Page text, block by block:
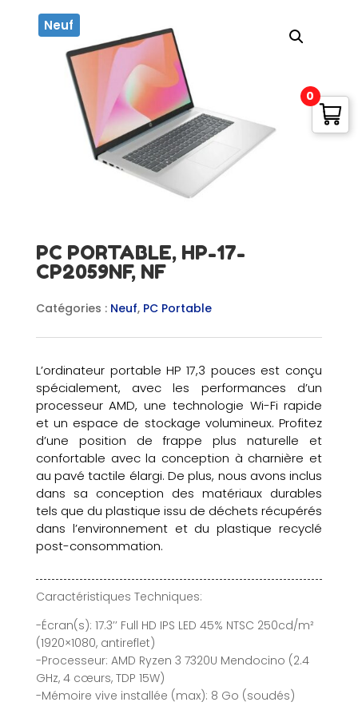
Neuf
PC PORTABLE, HP-17-
CP2059NF, NF
Catégories : Neuf, PC Portable
L’ordinateur portable HP 17,3 pouces est conçu
spécialement, avec les performances d’un
processeur AMD, une technologie Wi-Fi rapide
et un espace de stockage volumineux. Profitez
d’une position de frappe plus naturelle et
confortable avec la conception à charnière et
au pavé tactile élargi. De plus, nous avons inclus
dans sa conception des matériaux durables
tels que du plastique issu de déchets récupérés
dans l’environnement et du plastique recyclé
post-consommation.
Caractéristiques Techniques:
-Écran(s): 17.3’’ Full HD IPS LED 45% NTSC 250cd/m²
(1920×1080, antireflet)
-Processeur: AMD Ryzen 3 7320U Mendocino (2.4
GHz, 4 cœurs, TDP 15W)
-Mémoire vive installée (max): 8 Go (soudés)
0